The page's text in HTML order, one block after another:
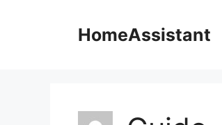
HomeAssistant